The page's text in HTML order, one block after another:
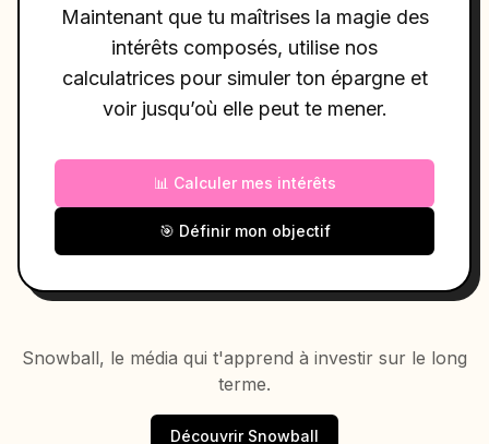
Maintenant que tu maîtrises la magie des
intérêts composés, utilise nos
calculatrices pour simuler ton épargne et
voir jusqu’où elle peut te mener.
📊 Calculer mes intérêts
🎯 Définir mon objectif
Snowball, le média qui t'apprend à investir sur le long
terme.
Découvrir Snowball